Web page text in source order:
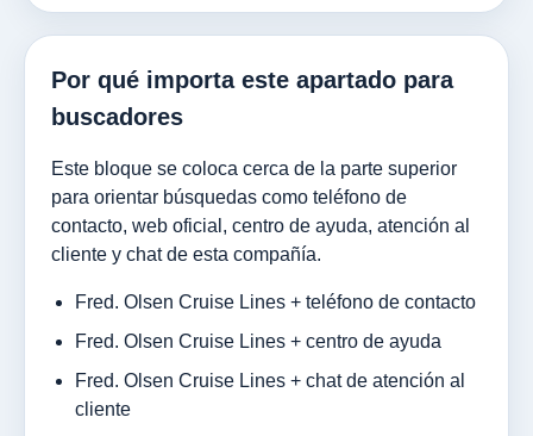
Por qué importa este apartado para
buscadores
Este bloque se coloca cerca de la parte superior
para orientar búsquedas como teléfono de
contacto, web oficial, centro de ayuda, atención al
cliente y chat de esta compañía.
Fred. Olsen Cruise Lines + teléfono de contacto
Fred. Olsen Cruise Lines + centro de ayuda
Fred. Olsen Cruise Lines + chat de atención al
cliente